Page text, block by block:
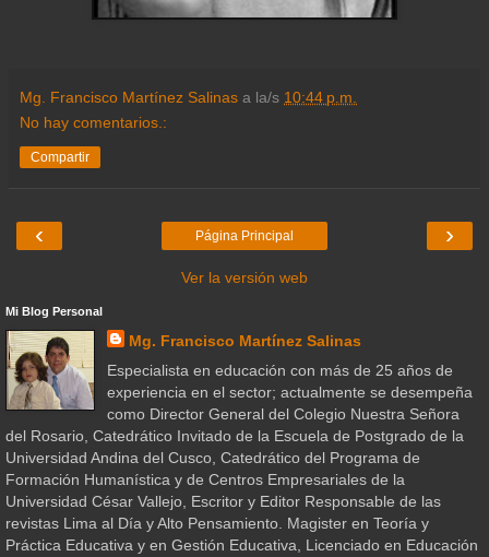
Mg. Francisco Martínez Salinas a la/s 10:44 p.m.
No hay comentarios.:
Compartir
‹ ›
Página Principal
Ver la versión web
Mi Blog Personal
Mg. Francisco Martínez Salinas
Especialista en educación con más de 25 años de
experiencia en el sector; actualmente se desempeña
como Director General del Colegio Nuestra Señora
del Rosario, Catedrático Invitado de la Escuela de Postgrado de la
Universidad Andina del Cusco, Catedrático del Programa de
Formación Humanística y de Centros Empresariales de la
Universidad César Vallejo, Escritor y Editor Responsable de las
revistas Lima al Día y Alto Pensamiento. Magister en Teoría y
Práctica Educativa y en Gestión Educativa, Licenciado en Educación